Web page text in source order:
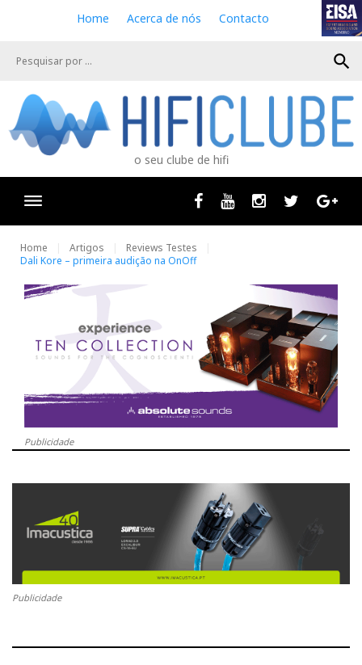
e
Home Acerca de nós Contacto
search
o seu clube de hifi
Facebook
Youtube InstagramTwitter
Home Artigos
Reviews Testes
Dali Kore – primeira audição na OnOff
Publicidade
Publicidade